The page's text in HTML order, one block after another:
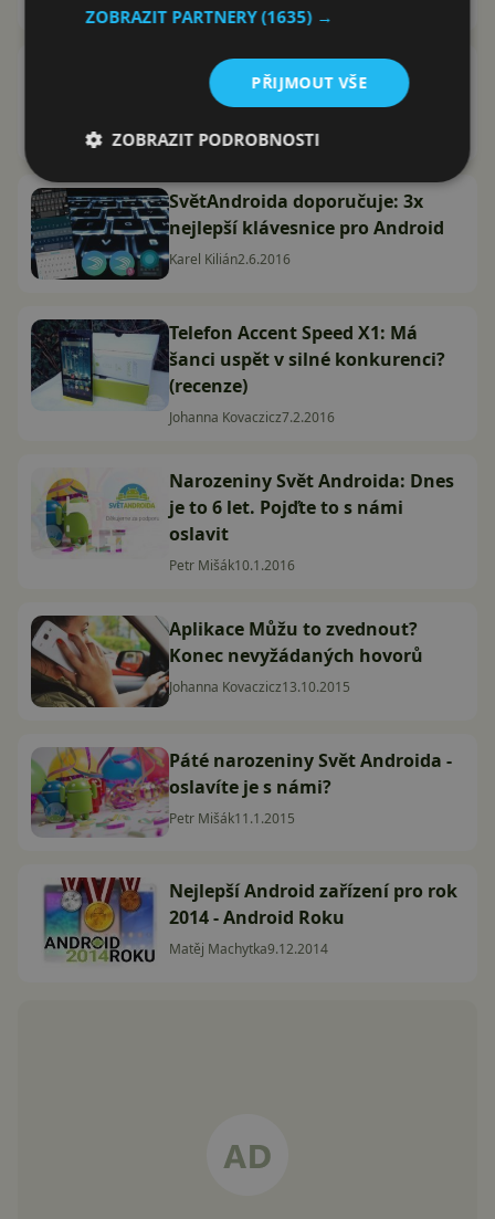
Slavíme narozeniny: Přinášíme
Svět Zítřka a jiné novinky
SvětAndroida doporučuje: 3x
nejlepší klávesnice pro Android
Karel Kilián2.6.2016
Telefon Accent Speed X1: Má
šanci uspět v silné konkurenci?
(recenze)
Johanna Kovaczicz7.2.2016
Narozeniny Svět Androida: Dnes
je to 6 let. Pojďte to s námi
oslavit
Petr Mišák10.1.2016
Aplikace Můžu to zvednout?
Konec nevyžádaných hovorů
Johanna Kovaczicz13.10.2015
Páté narozeniny Svět Androida -
oslavíte je s námi?
Petr Mišák11.1.2015
Nejlepší Android zařízení pro rok
2014 - Android Roku
Matěj Machytka9.12.2014
ZOBRAZIT PARTNERY(1635) →
PŘIJMOUT VŠE
ZOBRAZIT PODROBNOSTI